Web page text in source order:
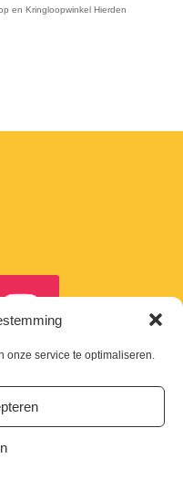
onze service te optimaliseren.
en Kringloopwinkel Hierden